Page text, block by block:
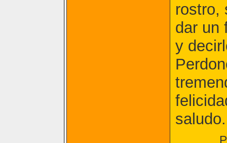
rostro,
dar un
y
saludo.